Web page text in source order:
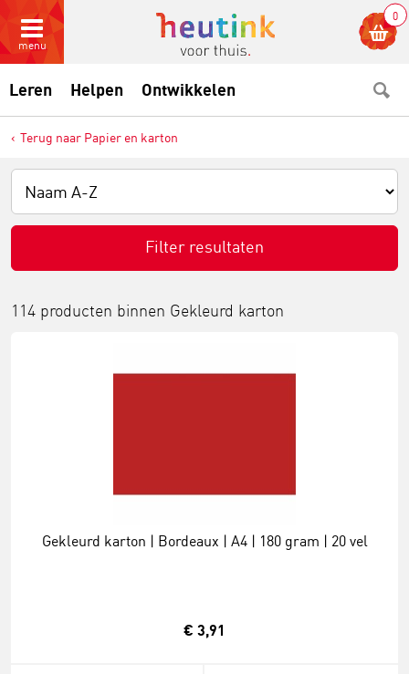
menu
0
Leren Helpen Ontwikkelen
Terug naar Papier en karton
Filter resultaten
114 producten binnen Gekleurd karton
Gekleurd karton | Bordeaux | A4 | 180 gram | 20 vel
€ 3,91